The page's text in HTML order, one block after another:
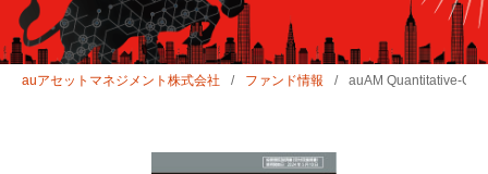
お知らせ
会社情報
auアセットマネジメント株式会社 ファンド情報 auAM Quantitative-